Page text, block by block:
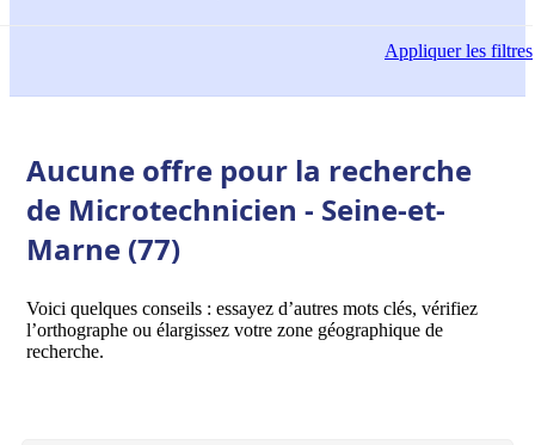
Appliquerles filtres
Aucune offre pour la recherche
de Microtechnicien - Seine-et-
Marne (77)
Voici quelques conseils : essayez d’autres mots clés, vérifiez
l’orthographe ou élargissez votre zone géographique de
recherche.